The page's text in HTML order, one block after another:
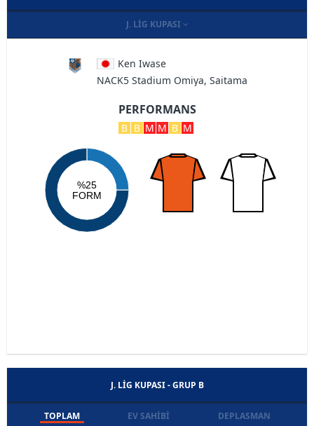
J. LIG KUPASI
Ken Iwase
NACK5 Stadium Omiya, Saitama
PERFORMANS
B B M M B M
%25
FORM
J. LIG KUPASI - GRUP B
TOPLAM EV SAHIBI DEPLASMAN